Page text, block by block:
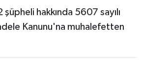
şüpheli hakkında 5607 sayılı
Kanunu'na muhalefetten